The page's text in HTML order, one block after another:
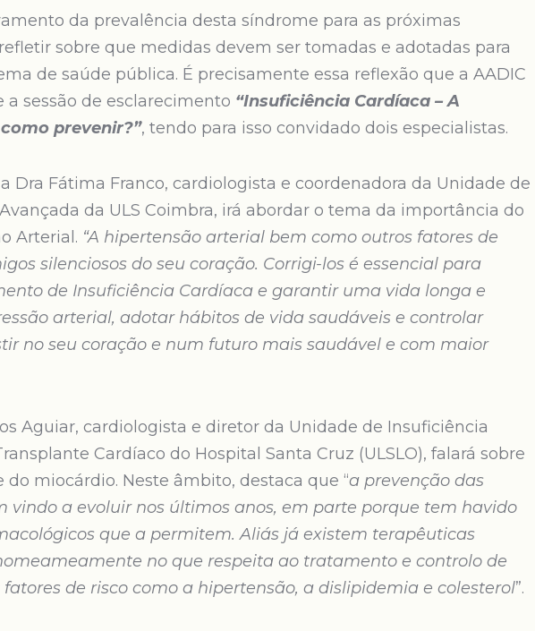
da prevalência desta síndrome para as próximas
sobre que medidas devem ser tomadas e adotadas para
de saúde pública. É precisamente essa reflexão que a AADIC
sessão de esclarecimento “Insuficiência Cardíaca – A
prevenir?”, tendo para isso convidado dois especialistas.
Dra Fátima Franco, cardiologista e coordenadora da Unidade de
da ULS Coimbra, irá abordar o tema da importância do
Arterial. “A hipertensão arterial bem como outros fatores de
silenciosos do seu coração. Corrigi-los é essencial para
de Insuficiência Cardíaca e garantir uma vida longa e
arterial, adotar hábitos de vida saudáveis e controlar
no seu coração e num futuro mais saudável e com maior
Aguiar, cardiologista e diretor da Unidade de Insuficiência
Cardíaco do Hospital Santa Cruz (ULSLO), falará sobre
miocárdio. Neste âmbito, destaca que “a prevenção das
vindo a evoluir nos últimos anos, em parte porque tem havido
que a permitem. Aliás já existem terapêuticas
no que respeita ao tratamento e controlo de
de risco como a hipertensão, a dislipidemia e colesterol”.